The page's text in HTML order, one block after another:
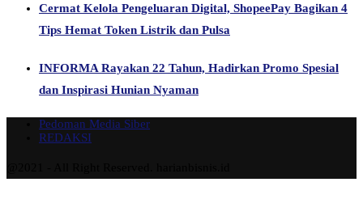
Cermat Kelola Pengeluaran Digital, ShopeePay Bagikan 4
Tips Hemat Token Listrik dan Pulsa
INFORMA Rayakan 22 Tahun, Hadirkan Promo Spesial
dan Inspirasi Hunian Nyaman
Pedoman Media Siber
REDAKSI